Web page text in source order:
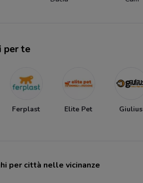
per te
Ferplast Elite Pet Giulius
per città nelle vicinanze